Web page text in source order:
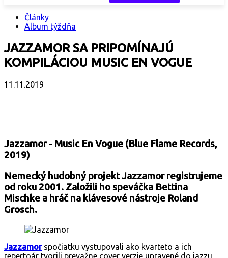
Články
Album týždňa
JAZZAMOR SA PRIPOMÍNAJÚ
KOMPILÁCIOU MUSIC EN VOGUE
11.11.2019
Jazzamor - Music En Vogue (Blue Flame Records,
2019)
Nemecký hudobný projekt Jazzamor registrujeme
od roku 2001. Založili ho speváčka Bettina
Mischke a hráč na klávesové nástroje Roland
Grosch.
Jazzamorspočiatku vystupovali ako kvarteto a ich
repertoár tvorili prevažne cover verzie upravené do jazzu,